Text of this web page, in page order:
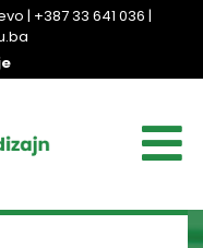
| +387 33 641 036 |